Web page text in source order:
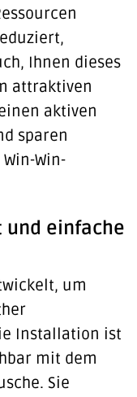
Ihnen dieses
attraktiven
aktiven
sparen
Win-
einfache
um
Installation ist
mit dem
Sie